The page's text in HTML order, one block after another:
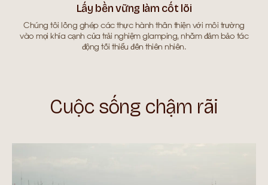
Lấy bền vững làm cốt lõi
Chúng tôi lồng ghép các thực hành thân thiện với môi trường
vào mọi khía cạnh của trải nghiệm glamping, nhằm đảm bảo tác
động tối thiểu đến thiên nhiên.
Cuộc sống chậm rãi